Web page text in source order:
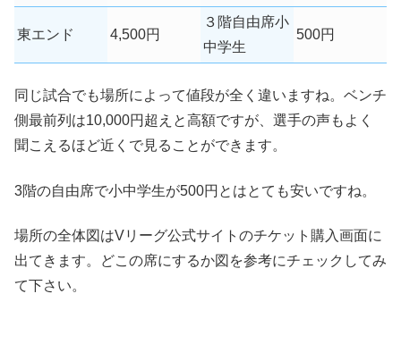
東エンド 4,500円
３階自由席小
中学生
500円
同じ試合でも場所によって値段が全く違いますね。ベンチ
側最前列は10,000円超えと高額ですが、選手の声もよく
聞こえるほど近くで見ることができます。
3階の自由席で小中学生が500円とはとても安いですね。
場所の全体図はVリーグ公式サイトのチケット購入画面に
出てきます。どこの席にするか図を参考にチェックしてみ
て下さい。